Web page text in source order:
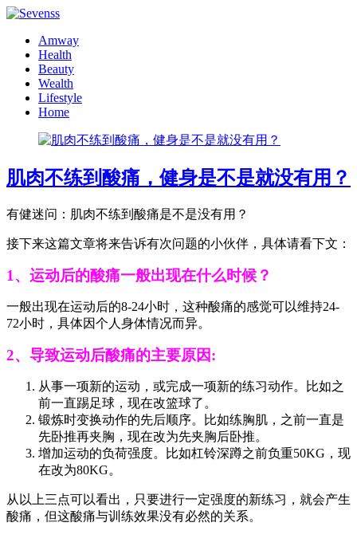
Amway
Health
Beauty
Wealth
Lifestyle
Home
肌肉不练到酸痛，健身是不是就没有用？
有健迷问：肌肉不练到酸痛是不是没有用？
接下来这篇文章将来告诉有次问题的小伙伴，具体请看下文：
1、运动后的酸痛一般出现在什么时候？
一般出现在运动后的8-24小时，这种酸痛的感觉可以维持24-
72小时，具体因个人身体情况而异。
2、导致运动后酸痛的主要原因:
从事一项新的运动，或完成一项新的练习动作。比如之
前一直踢足球，现在改篮球了。
锻炼时变换动作的先后顺序。比如练胸肌，之前一直是
先卧推再夹胸，现在改为先夹胸后卧推。
增加运动的负荷强度。比如杠铃深蹲之前负重50KG，现
在改为80KG。
从以上三点可以看出，只要进行一定强度的新练习，就会产生
酸痛，但这酸痛与训练效果没有必然的关系。